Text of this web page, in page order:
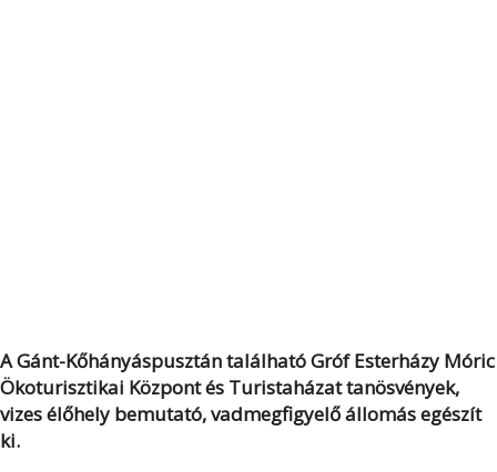
A Gánt-Kőhányáspusztán található Gróf Esterházy Móric
Ökoturisztikai Központ és Turistaházat tanösvények,
vizes élőhely bemutató, vadmegfigyelő állomás egészít
ki.